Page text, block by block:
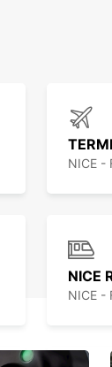
NICE -
NICE
NICE -